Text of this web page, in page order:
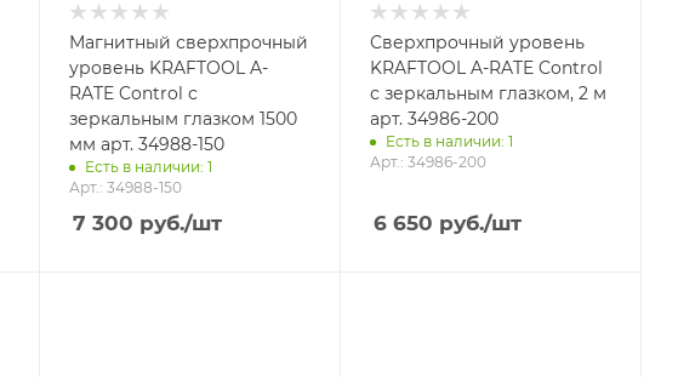
Магнитный сверхпрочный
уровень KRAFTOOL A-
RATE Control с
зеркальным глазком 1500
мм арт. 34988-150
Есть в наличии: 1
Арт.: 34988-150
7 300 руб./шт
Сверхпрочный уровень
KRAFTOOL A-RATE Control
с зеркальным глазком, 2 м
арт. 34986-200
Есть в наличии: 1
Арт.: 34986-200
6 650 руб./шт